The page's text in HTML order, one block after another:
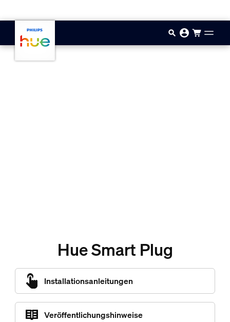
Hue Smart Plug
Installationsanleitungen
Veröffentlichungshinweise